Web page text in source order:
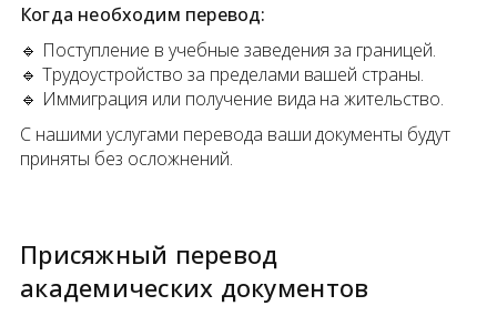
Когда необходим перевод:
🔹 Поступление в учебные заведения за границей.
🔹 Трудоустройство за пределами вашей страны.
🔹 Иммиграция или получение вида на жительство.
С нашими услугами перевода ваши документы будут
приняты без осложнений.
Присяжный перевод
академических документов